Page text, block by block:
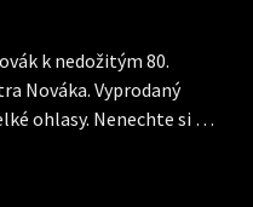
k nedožitým 80.
Nováka. Vyprodaný
ohlasy. Nenechte si …